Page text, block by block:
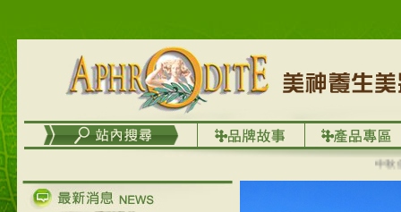
中秋優選
在外租屋者、居住處無管
理員、不方便在工作地點
取件者，歡迎多多使用
【郵局i郵箱】的服務喔～
【i郵箱】設立的地點，請
成功加入
Line@aphrodite2020 24小